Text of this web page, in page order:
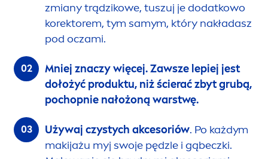
zmiany trądzikowe, tuszuj je dodatkowo
korektorem, tym samym, który nakładasz
pod oczami.
Mniej znaczy więcej. Zawsze lepiej jest
dołożyć produktu, niż ścierać zbyt grubą,
pochopnie nałożoną warstwę.
Używaj czystych akcesoriów. Po każdym
makijażu myj swoje pędzle i gąbeczki.